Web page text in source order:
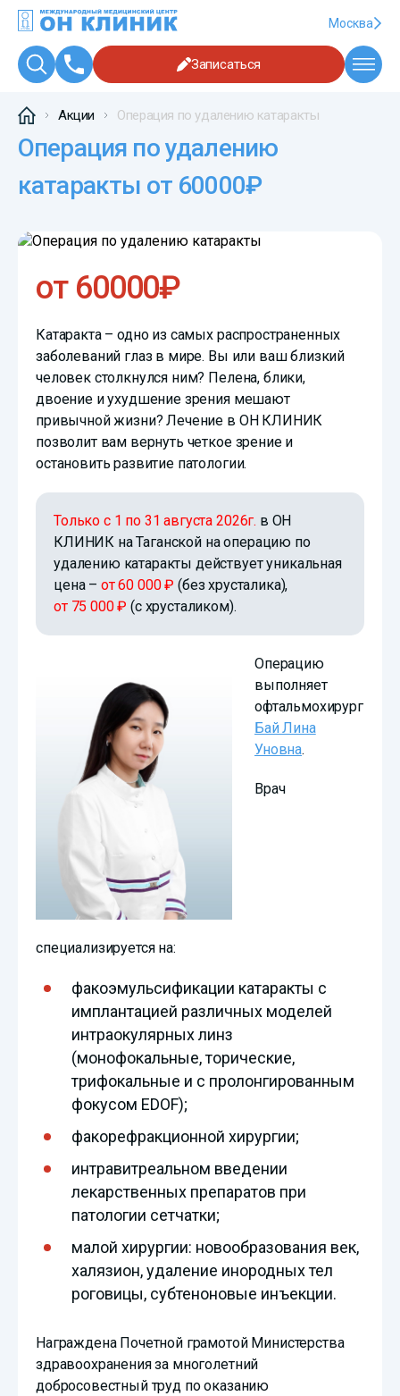
Москва
Записаться
Акции Операция по удалению катаракты
Операция по удалению
катаракты от 60000₽
от 60000₽
Катаракта – одно из самых распространенных
заболеваний глаз в мире. Вы или ваш близкий
человек столкнулся ним? Пелена, блики,
двоение и ухудшение зрения мешают
привычной жизни? Лечение в ОН КЛИНИК
позволит вам вернуть четкое зрение и
остановить развитие патологии.
Только с 1 по 31 августа 2026г. в ОН
КЛИНИК на Таганской на операцию по
удалению катаракты действует уникальная
цена – от 60 000 ₽ (без хрусталика),
от 75 000 ₽ (с хрусталиком).
Операцию
выполняет
офтальмохирург
Бай Лина
Уновна.
Врач
специализируется на:
факоэмульсификации катаракты с
имплантацией различных моделей
интраокулярных линз
(монофокальные, торические,
трифокальные и с пролонгированным
фокусом EDOF);
факорефракционной хирургии;
интравитреальном введении
лекарственных препаратов при
патологии сетчатки;
малой хирургии: новообразования век,
халязион, удаление инородных тел
роговицы, субтеноновые инъекции.
Награждена Почетной грамотой Министерства
здравоохранения за многолетний
добросовестный труд по оказанию